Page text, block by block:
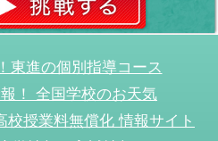
東進の個別指導コース
！ 全国学校のお天気
校授業料無償化 情報サイト